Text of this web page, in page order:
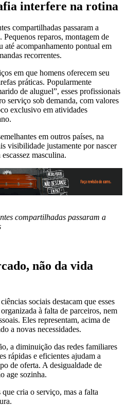
interfere na rotina
compartilhadas passaram a
Pequenos reparos, montagem de
até acompanhamento pontual em
recorrentes.
em que homens oferecem seu
práticas. Popularmente
de aluguel”, esses profissionais
serviço sob demanda, com valores
exclusivo em atividades
em outros países, na
visibilidade justamente por nascer
masculina.
compartilhadas passaram a
não da vida
sociais destacam que esses
à falta de parceiros, nem
Eles representam, acima de
a novas necessidades.
a diminuição das redes familiares
rápidas e eficientes ajudam a
de oferta. A desigualdade de
age sozinha.
cria o serviço, mas a falta